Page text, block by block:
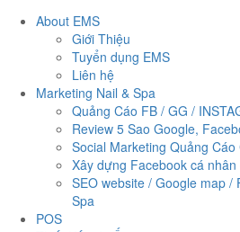
About EMS
Giới Thiệu
Tuyển dụng EMS
Liên hệ
Marketing Nail & Spa
Quảng Cáo FB / GG /
Review 5 Sao Google,
Social Marketing Quảng
Xây dựng Facebook cá nhân
SEO website / Google map /
Spa
POS